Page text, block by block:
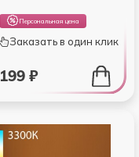
Персональная цена
Заказать в один клик
199 ₽